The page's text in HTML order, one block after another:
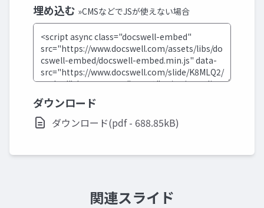
埋め込む »CMSなどでJSが使えない場合
ダウンロード
ダウンロード(pdf - 688.85kB)
関連スライド